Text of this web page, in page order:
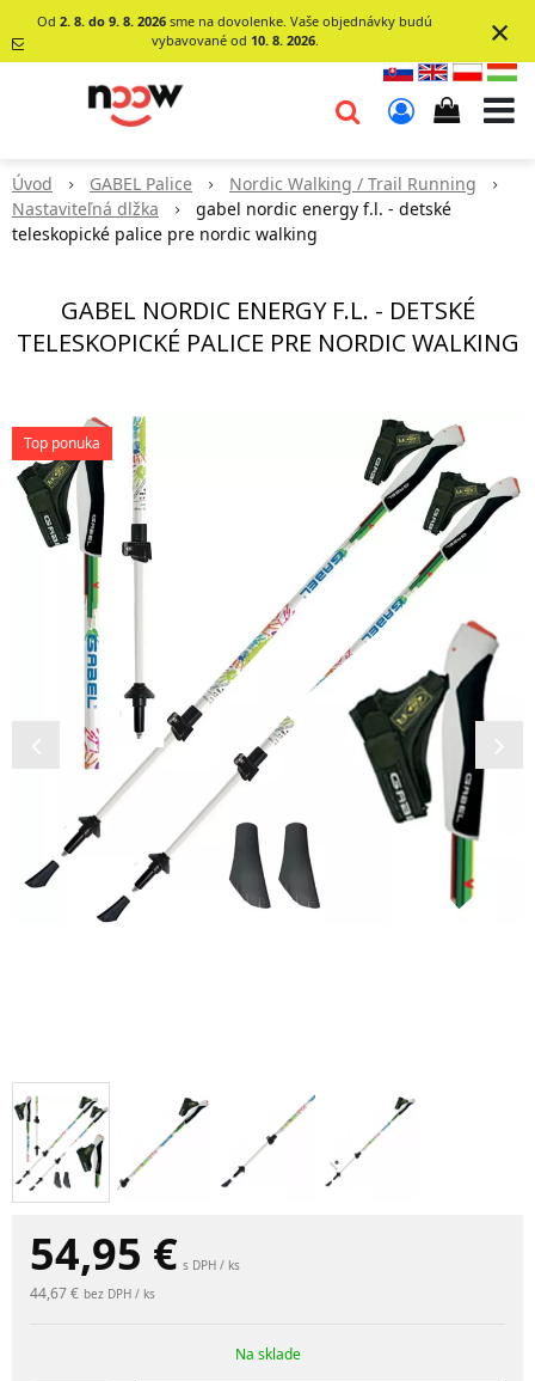
Od2. 8. do 9. 8. 2026 sme na dovolenke. Vaše objednávky budú
vybavované od 10. 8. 2026. ×
0903620260
Úvod GABEL Palice
Nordic Walking / Trail Running
Nastaviteľná dlžka
gabel nordic energy f.l. - detské
teleskopické palice pre nordic walking
GABEL NORDIC ENERGY F.L. - DETSKÉ
TELESKOPICKÉ PALICE PRE NORDIC WALKING
Top ponuka
54,95 € s DPH / ks
44,67 € bez DPH / ks
Na sklade